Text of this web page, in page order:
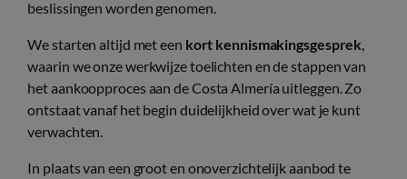
beslissingen worden genomen.
We starten altijd met een kort kennismakingsgesprek
waarin we onze werkwijze toelichten en de stappen van
het aankoopproces aan de Costa Almería uitleggen. Zo
ontstaat vanaf het begin duidelijkheid over wat je kunt
verwachten.
In plaats van een groot en onoverzichtelijk aanbod te